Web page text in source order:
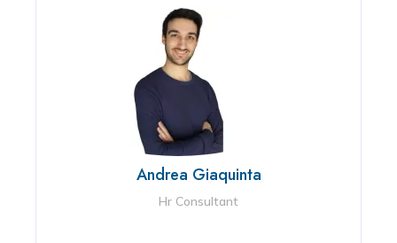
Andrea Giaquinta
Hr Consultant